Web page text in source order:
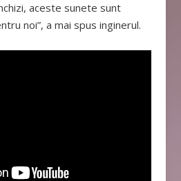
aceste sunete sunt
noi”, a mai spus inginerul.